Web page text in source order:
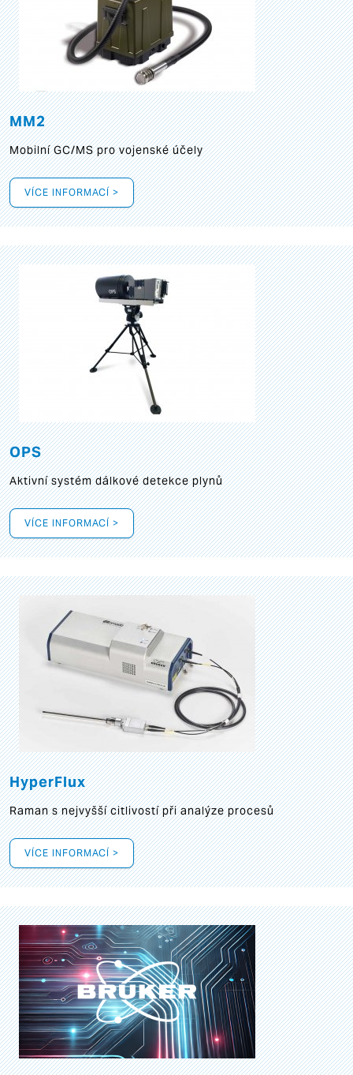
MM2
Mobilní GC/MS pro vojenské účely
VÍCE INFORMACÍ >
OPS
Aktivní systém dálkové detekce plynů
VÍCE INFORMACÍ >
HyperFlux
Raman s nejvyšší citlivostí při analýze procesů
VÍCE INFORMACÍ >